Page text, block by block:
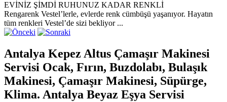
EVİNİZ ŞİMDİ RUHUNUZ KADAR RENKLİ
Rengarenk Vestel’lerle, evlerde renk cümbüşü yaşanıyor. Hayatın
tüm renkleri Vestel’de sizi bekliyor ...
Antalya Kepez Altus Çamaşır Makinesi
Servisi Ocak, Fırın, Buzdolabı, Bulaşık
Makinesi, Çamaşır Makinesi, Süpürge,
Klima. Antalya Beyaz Eşya Servisi